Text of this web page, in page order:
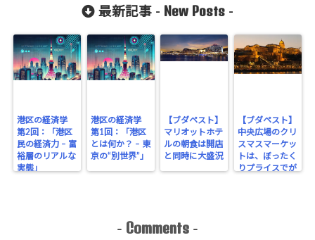
最新記事 - New Posts -
港区の経済学
第2回：「港区
民の経済力 – 富
裕層のリアルな
実態」
港区の経済学
第1回：「港区
とは何か？ – 東
京の“別世界”」
【ブダペスト】
マリオットホテ
ルの朝食は開店
と同時に大盛況
【ブダペスト】
中央広場のクリ
スマスマーケッ
トは、ぼったく
りプライスでが
- Comments -